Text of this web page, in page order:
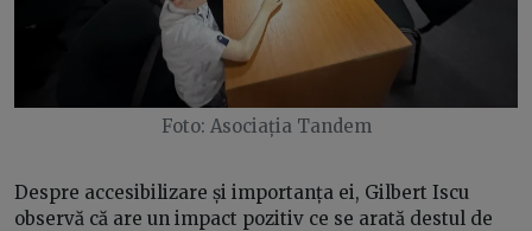
Foto: Asociația Tandem
Despre accesibilizare și importanța ei, Gilbert Iscu
observă că are un impact pozitiv ce se arată destul de